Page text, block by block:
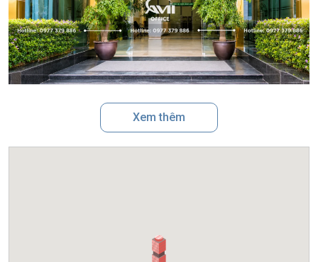
Tổng quan tòa nhà CIT Building
Tòa nhà CIT Building là một trong những lựa chọn văn phòng
Xem thêm